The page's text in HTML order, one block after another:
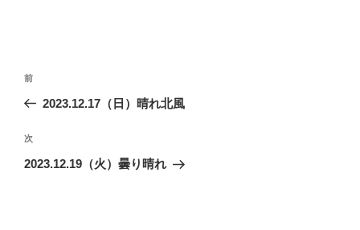
投
ビ
ゲ
前
の
稿
前
2023.12.17（日）晴れ北風
次
の
次
2023.12.19（火）曇り晴れ